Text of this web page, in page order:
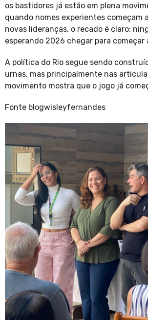
os bastidores já estão em plena
quando nomes experientes começam
novas lideranças, o recado é claro:
esperando 2026 chegar para começar
A política do Rio segue sendo
urnas, mas principalmente nas
movimento mostra que o jogo já
Fonte blogwisleyfernandes